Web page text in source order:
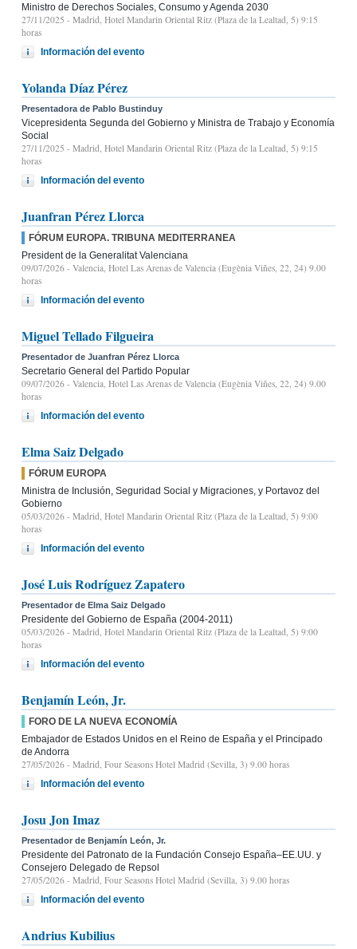
Ministro de Derechos Sociales, Consumo y Agenda 2030
27/11/2025 - Madrid, Hotel Mandarin Oriental Ritz (Plaza de la Lealtad, 5) 9:15
horas
Información del evento
Yolanda Díaz Pérez
Presentadora de Pablo Bustinduy
Vicepresidenta Segunda del Gobierno y Ministra de Trabajo y Economía
Social
27/11/2025 - Madrid, Hotel Mandarin Oriental Ritz (Plaza de la Lealtad, 5) 9:15
horas
Información del evento
Juanfran Pérez Llorca
FÓRUM EUROPA. TRIBUNA MEDITERRANEA
President de la Generalitat Valenciana
09/07/2026 - Valencia, Hotel Las Arenas de Valencia (Eugènia Viñes, 22, 24) 9.00
horas
Información del evento
Miguel Tellado Filgueira
Presentador de Juanfran Pérez Llorca
Secretario General del Partido Popular
09/07/2026 - Valencia, Hotel Las Arenas de Valencia (Eugènia Viñes, 22, 24) 9.00
horas
Información del evento
Elma Saiz Delgado
FÓRUM EUROPA
Ministra de Inclusión, Seguridad Social y Migraciones, y Portavoz del
Gobierno
05/03/2026 - Madrid, Hotel Mandarin Oriental Ritz (Plaza de la Lealtad, 5) 9:00
horas
Información del evento
José Luis Rodríguez Zapatero
Presentador de Elma Saiz Delgado
Presidente del Gobierno de España (2004-2011)
05/03/2026 - Madrid, Hotel Mandarin Oriental Ritz (Plaza de la Lealtad, 5) 9:00
horas
Información del evento
Benjamín León, Jr.
FORO DE LA NUEVA ECONOMÍA
Embajador de Estados Unidos en el Reino de España y el Principado
de Andorra
27/05/2026 - Madrid, Four Seasons Hotel Madrid (Sevilla, 3) 9.00 horas
Información del evento
Josu Jon Imaz
Presentador de Benjamín León, Jr.
Presidente del Patronato de la Fundación Consejo España–EE.UU. y
Consejero Delegado de Repsol
27/05/2026 - Madrid, Four Seasons Hotel Madrid (Sevilla, 3) 9.00 horas
Información del evento
Andrius Kubilius